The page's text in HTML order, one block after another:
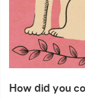
How did you